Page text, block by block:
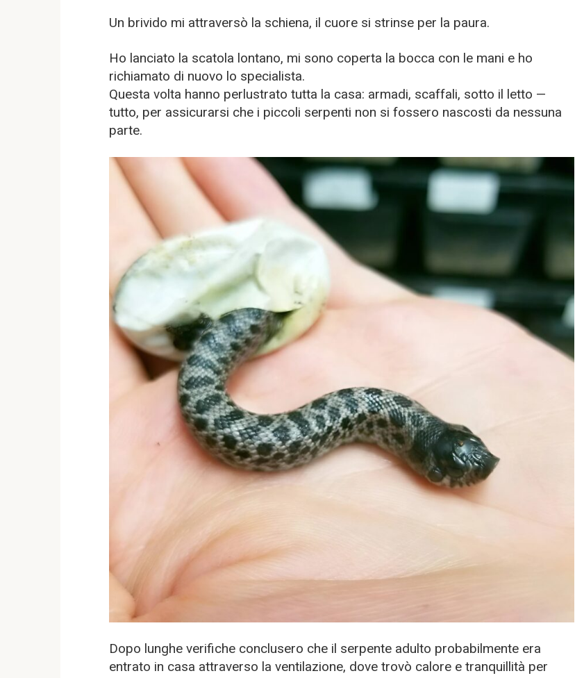
Un brivido mi attraversò la schiena, il cuore si strinse per la paura.
Ho lanciato la scatola lontano, mi sono coperta la bocca con le mani e ho
richiamato di nuovo lo specialista.
Questa volta hanno perlustrato tutta la casa: armadi, scaffali, sotto il letto —
tutto, per assicurarsi che i piccoli serpenti non si fossero nascosti da nessuna
parte.
Dopo lunghe verifiche conclusero che il serpente adulto probabilmente era
entrato in casa attraverso la ventilazione, dove trovò calore e tranquillità per